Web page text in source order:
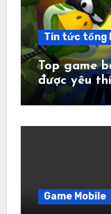
Tin tức tổng
Top game
được yêu
Game Mobile